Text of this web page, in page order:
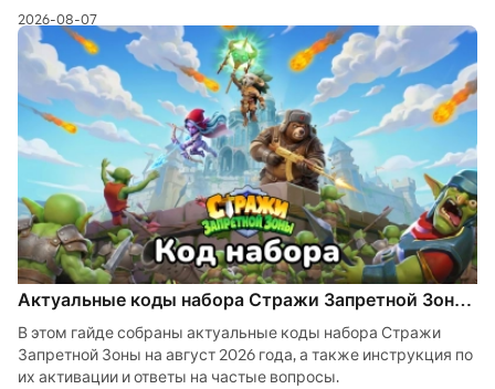
2026-08-07
Актуальные коды набора Стражи Запретной Зоны
на август 2026
В этом гайде собраны актуальные коды набора Стражи
Запретной Зоны на август 2026 года, а также инструкция по
их активации и ответы на частые вопросы.